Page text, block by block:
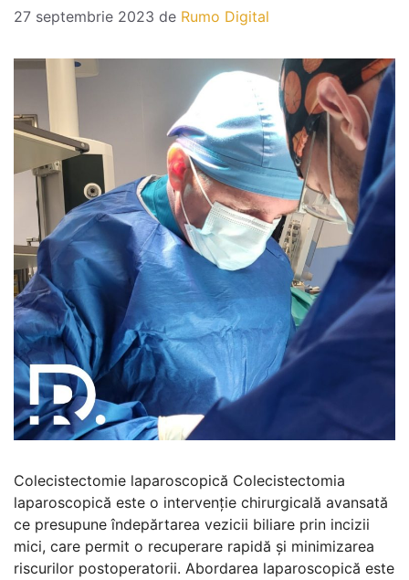
27 septembrie 2023 de Rumo Digital
Colecistectomie laparoscopică Colecistectomia
laparoscopică este o intervenție chirurgicală avansată
ce presupune îndepărtarea vezicii biliare prin incizii
mici, care permit o recuperare rapidă și minimizarea
riscurilor postoperatorii. Abordarea laparoscopică este